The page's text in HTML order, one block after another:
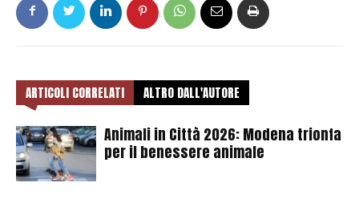
ARTICOLI CORRELATI ALTRO DALL'AUTORE
Animali in Città 2026: Modena trionfa
per il benessere animale